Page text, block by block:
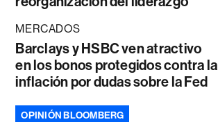
MERCADOS
Barclays y HSBC ven atractivo
en los bonos protegidos contra la
inflación por dudas sobre la Fed
OPINIÓN BLOOMBERG